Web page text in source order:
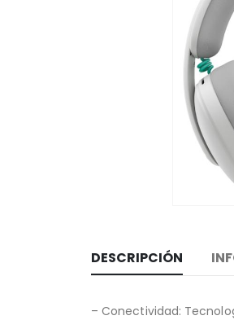
DESCRIPCIÓN
– Conectividad: